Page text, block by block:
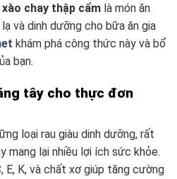
chay thập cẩm là món ăn
và dinh dưỡng cho bữa ăn gia
khám phá công thức này và bổ
bạn.
tây cho thực đơn
loại rau giàu dinh dưỡng, rất
mang lại nhiều lợi ích sức khỏe.
E, K, và chất xơ giúp tăng cường